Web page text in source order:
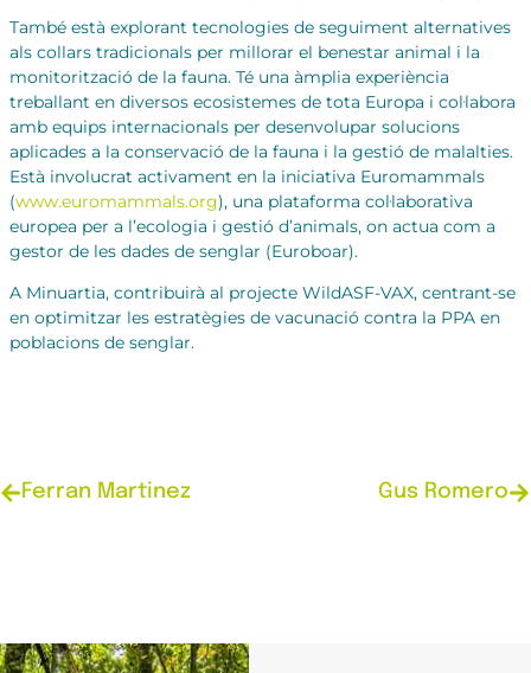
També està explorant tecnologies de seguiment alternatives
als collars tradicionals per millorar el benestar animal i la
monitorització de la fauna. Té una àmplia experiència
treballant en diversos ecosistemes de tota Europa i col·labora
amb equips internacionals per desenvolupar solucions
aplicades a la conservació de la fauna i la gestió de malalties.
Està involucrat activament en la iniciativa Euromammals
(www.euromammals.org), una plataforma col·laborativa
europea per a l’ecologia i gestió d’animals, on actua com a
gestor de les dades de senglar (Euroboar).
A Minuartia, contribuirà al projecte WildASF-VAX, centrant-se
en optimitzar les estratègies de vacunació contra la PPA en
poblacions de senglar.
Ferran Martinez Gus Romero